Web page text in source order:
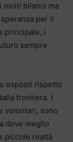
molti bilanci ma
per il
principale, i
sempre
esposti rispetto
frontiera. I
volontari, sono
dove meglio
piccole realtà